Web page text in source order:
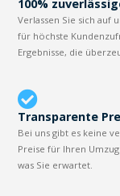
100%
Verlassen Sie sich auf
für höchste
Ergebnisse, die
Transparente
Bei uns gibt es keine
Preise für Ihren
was Sie erwartet.